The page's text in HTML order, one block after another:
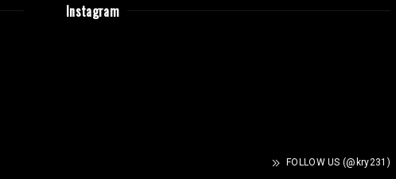
Instagram
FOLLOW US (@kry231)